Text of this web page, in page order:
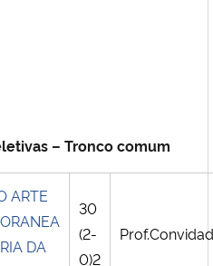
– Tronco comum
ARTE
DA
30
(2-
0)2